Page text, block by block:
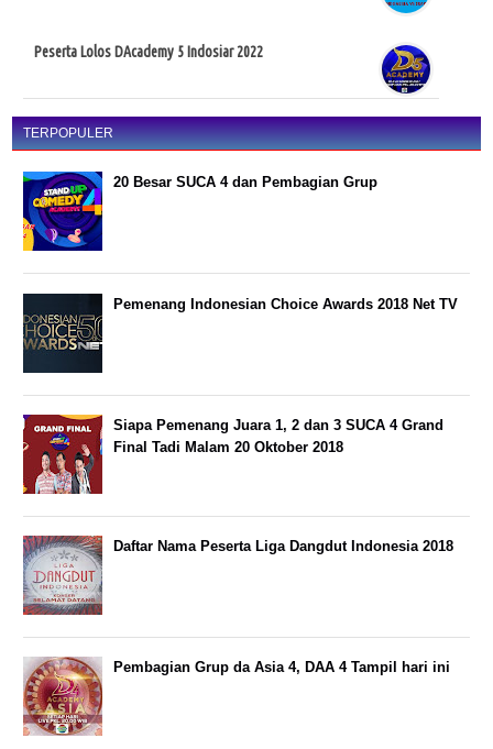
Peserta Lolos DAcademy 5 Indosiar 2022
TERPOPULER
20 Besar SUCA 4 dan Pembagian Grup
Pemenang Indonesian Choice Awards 2018 Net TV
Siapa Pemenang Juara 1, 2 dan 3 SUCA 4 Grand
Final Tadi Malam 20 Oktober 2018
Daftar Nama Peserta Liga Dangdut Indonesia 2018
Pembagian Grup da Asia 4, DAA 4 Tampil hari ini